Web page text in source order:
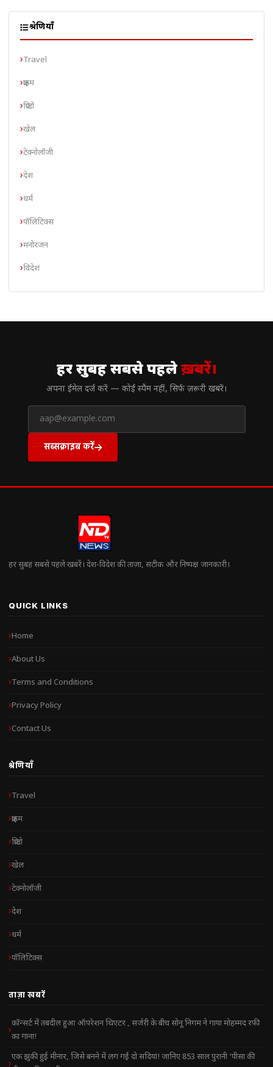
श्रेणियाँ
Travel
क्राइम
क्रिप्टो
खेल
टेक्नोलॉजी
देश
धर्म
पॉलिटिक्स
मनोरंजन
विदेश
हर सुबह सबसे पहलेख़बरें।
अपना ईमेल दर्ज करें — कोई स्पैम नहीं, सिर्फ ज़रूरी खबरें।
सब्सक्राइब करें
हर सुबह सबसे पहले खबरें। देश-विदेश की ताज़ा, सटीक और निष्पक्ष जानकारी।
QUICK LINKS
Home
About Us
Terms and Conditions
Privacy Policy
Contact Us
श्रेणियाँ
Travel
क्राइम
क्रिप्टो
खेल
टेक्नोलॉजी
देश
धर्म
पॉलिटिक्स
ताज़ा खबरें
कॉन्सर्ट में तबदील हुआ ऑपरेशन थिएटर , सर्जरी के बीच सोनू निगम ने गाया मोहम्मद रफी
का गाना!
एक झुकी हुई मीनार, जिसे बनने में लग गईं दो सदियां! जानिए 853 साल पुरानी ‘पीसा की